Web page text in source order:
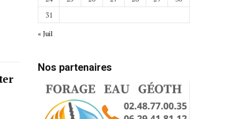
31
« Juil
Nos partenaires